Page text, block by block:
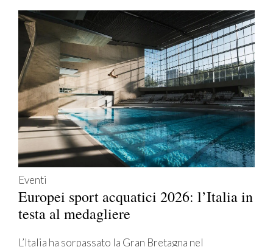
Eventi
Europei sport acquatici 2026: l’Italia in
testa al medagliere
L’Italia ha sorpassato la Gran Bretagna nel